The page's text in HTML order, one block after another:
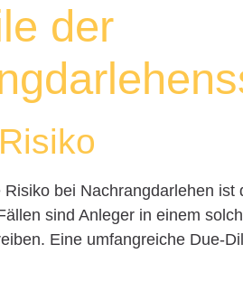
der
bei Nachrangdarlehen
sind Anleger in einem
Eine umfangreiche Due-